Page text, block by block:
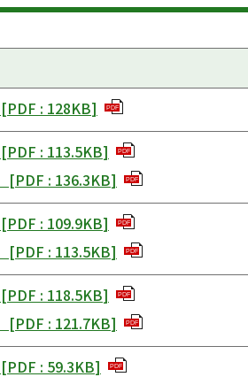
[PDF : 128KB] PDF
[PDF : 113.5KB] PDF
[PDF : 136.3KB] PDF
[PDF : 109.9KB] PDF
[PDF : 113.5KB] PDF
[PDF : 118.5KB] PDF
[PDF : 121.7KB] PDF
[PDF : 59.3KB] PDF